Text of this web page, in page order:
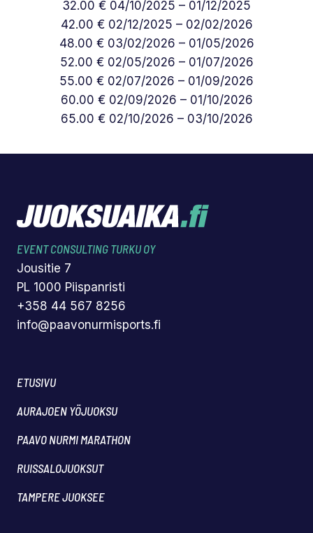
32.00 € 04/10/2025 – 01/12/2025
42.00 € 02/12/2025 – 02/02/2026
48.00 € 03/02/2026 – 01/05/2026
52.00 € 02/05/2026 – 01/07/2026
55.00 € 02/07/2026 – 01/09/2026
60.00 € 02/09/2026 – 01/10/2026
65.00 € 02/10/2026 – 03/10/2026
EVENT CONSULTING TURKU OY
Jousitie 7
PL 1000 Piispanristi
+358 44 567 8256
info@paavonurmisports.fi
ETUSIVU
AURAJOEN YÖJUOKSU
PAAVO NURMI MARATHON
RUISSALOJUOKSUT
TAMPERE JUOKSEE